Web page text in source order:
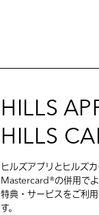
HILLS
HILLS
ヒルズアプリとヒルズ
Mastercard®の併用で
特典・サービスをご利
す。